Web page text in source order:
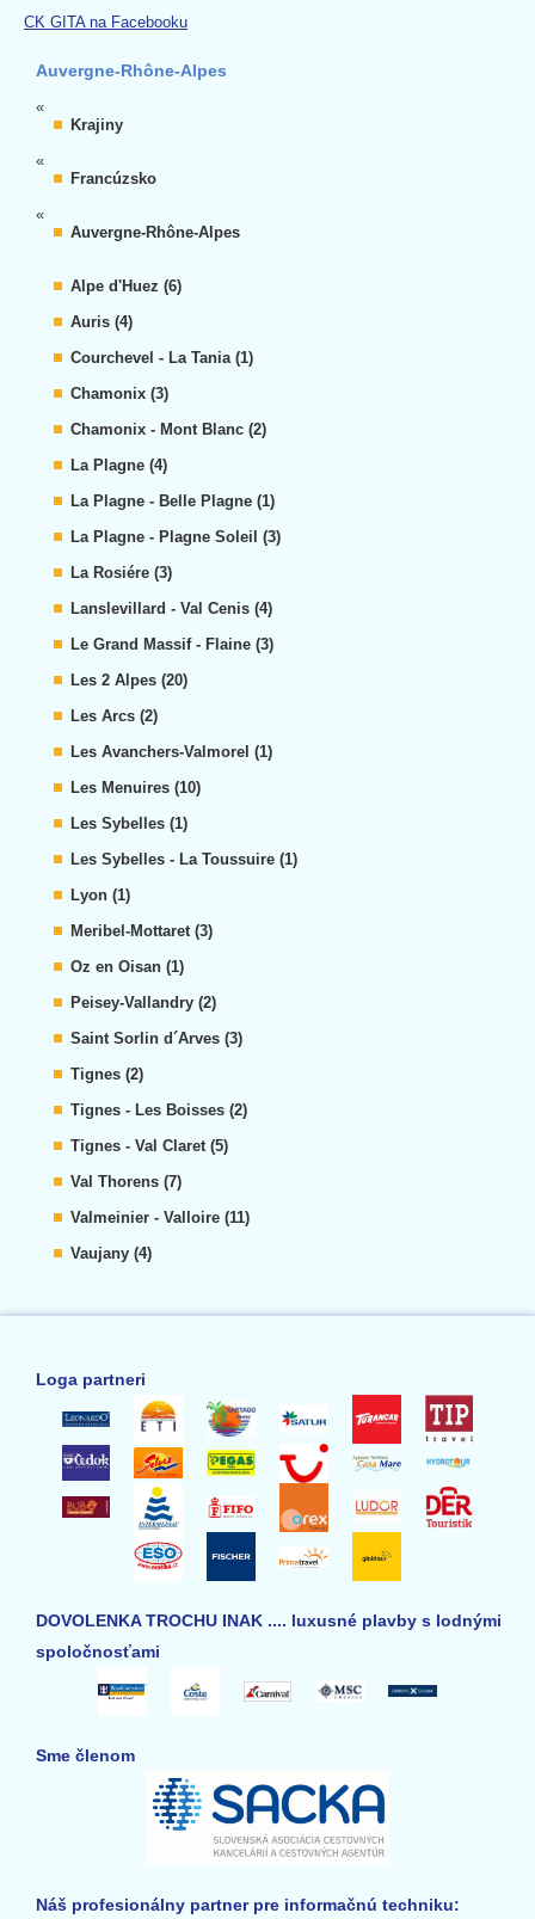
CK GITA na Facebooku
Auvergne-Rhône-Alpes
«
Krajiny
«
Francúzsko
«
Auvergne-Rhône-Alpes
Alpe d'Huez (6)
Auris (4)
Courchevel - La Tania (1)
Chamonix (3)
Chamonix - Mont Blanc (2)
La Plagne (4)
La Plagne - Belle Plagne (1)
La Plagne - Plagne Soleil (3)
La Rosiére (3)
Lanslevillard - Val Cenis (4)
Le Grand Massif - Flaine (3)
Les 2 Alpes (20)
Les Arcs (2)
Les Avanchers-Valmorel (1)
Les Menuires (10)
Les Sybelles (1)
Les Sybelles - La Toussuire (1)
Lyon (1)
Meribel-Mottaret (3)
Oz en Oisan (1)
Peisey-Vallandry (2)
Saint Sorlin d´Arves (3)
Tignes (2)
Tignes - Les Boisses (2)
Tignes - Val Claret (5)
Val Thorens (7)
Valmeinier - Valloire (11)
Vaujany (4)
Loga partneri
DOVOLENKA TROCHU INAK .... luxusné plavby s lodnými
spoločnosťami
Sme členom
Náš profesionálny partner pre informačnú techniku: